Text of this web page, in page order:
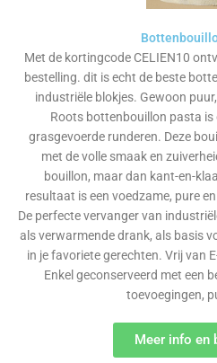
Met de kortingcode CELIEN10
bestelling. dit is echt de beste
industriële blokjes. Gewoon
Roots bottenbouillon pasta
grasgevoerde runderen. Deze
met de volle smaak en
bouillon, maar dan kant-en-
resultaat is een voedzame, pure
De perfecte vervanger van
als verwarmende drank, als basis
in je favoriete gerechten. Vrij van
Enkel geconserveerd met een
toevoegingen,
Meer info en